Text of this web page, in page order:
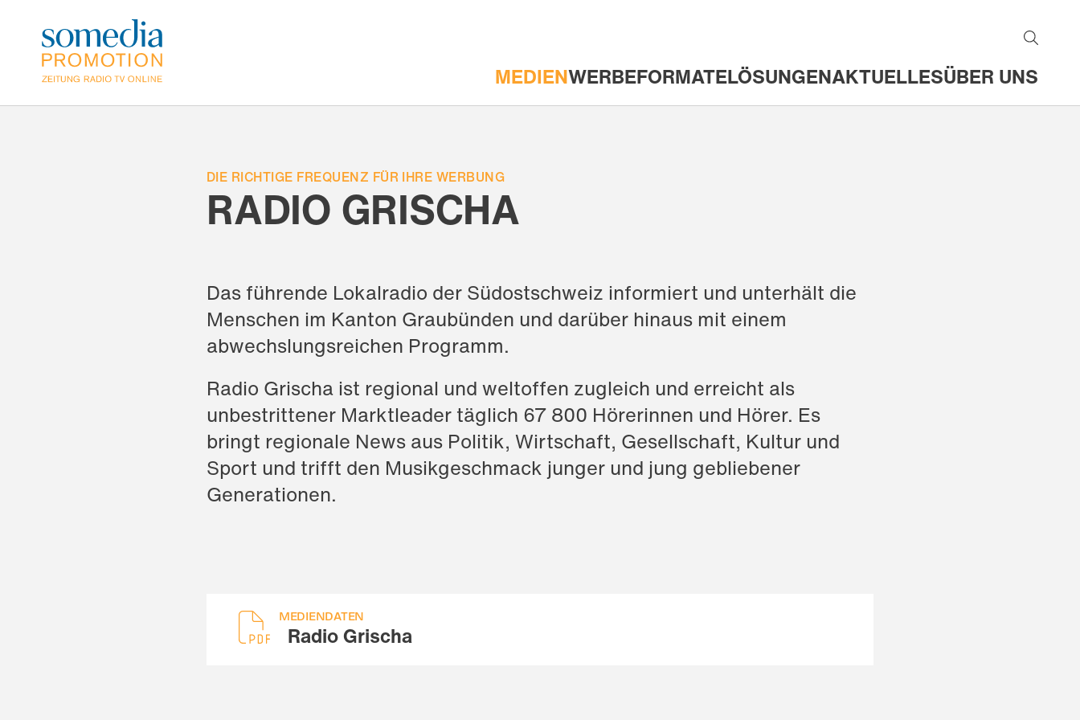
HAUPTNAVIGATION
MEDIENWERBEFORMATELÖSUNGENAKTUELLESÜBER UNS
DIE RICHTIGE FREQUENZ FÜR IHRE WERBUNG
RADIO GRISCHA
Das führende Lokalradio der Südostschweiz informiert und unterhält die
Menschen im Kanton Graubünden und darüber hinaus mit einem
abwechslungsreichen Programm.
Radio Grischa ist regional und weltoffen zugleich und erreicht als
unbestrittener Marktleader täglich 67 800 Hörerinnen und Hörer. Es
bringt regionale News aus Politik, Wirtschaft, Gesellschaft, Kultur und
Sport und trifft den Musikgeschmack junger und jung gebliebener
Generationen.
MEDIENDATEN
Radio Grischa